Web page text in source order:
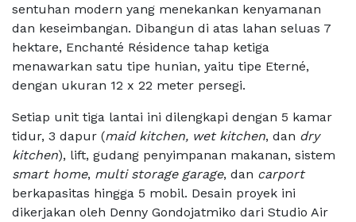
sentuhan modern yang menekankan kenyamanan
dan keseimbangan. Dibangun di atas lahan seluas 7
hektare, Enchanté Résidence tahap ketiga
menawarkan satu tipe hunian, yaitu tipe Eterné,
dengan ukuran 12 x 22 meter persegi.
Setiap unit tiga lantai ini dilengkapi dengan 5 kamar
tidur, 3 dapur (maid kitchen, wet kitchen, dan dry
kitchen), lift, gudang penyimpanan makanan, sistem
smart home, multi storage garage, dan carport
berkapasitas hingga 5 mobil. Desain proyek ini
dikerjakan oleh Denny Gondojatmiko dari Studio Air